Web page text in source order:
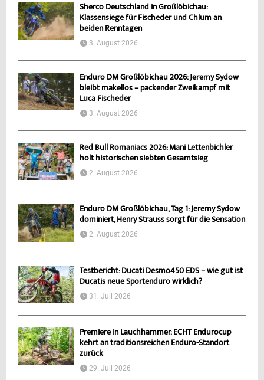
Sherco Deutschland in Großlöbichau:
Klassensiege für Fischeder und Chlum an
beiden Renntagen
3. August 2026
Enduro DM Großlöbichau 2026: Jeremy Sydow
bleibt makellos – packender Zweikampf mit
Luca Fischeder
3. August 2026
Red Bull Romaniacs 2026: Mani Lettenbichler
holt historischen siebten Gesamtsieg
2. August 2026
Enduro DM Großlöbichau, Tag 1: Jeremy Sydow
dominiert, Henry Strauss sorgt für die Sensation
2. August 2026
Testbericht: Ducati Desmo450 EDS – wie gut ist
Ducatis neue Sportenduro wirklich?
31. Juli 2026
Premiere in Lauchhammer: ECHT Endurocup
kehrt an traditionsreichen Enduro-Standort
zurück
29. Juli 2026